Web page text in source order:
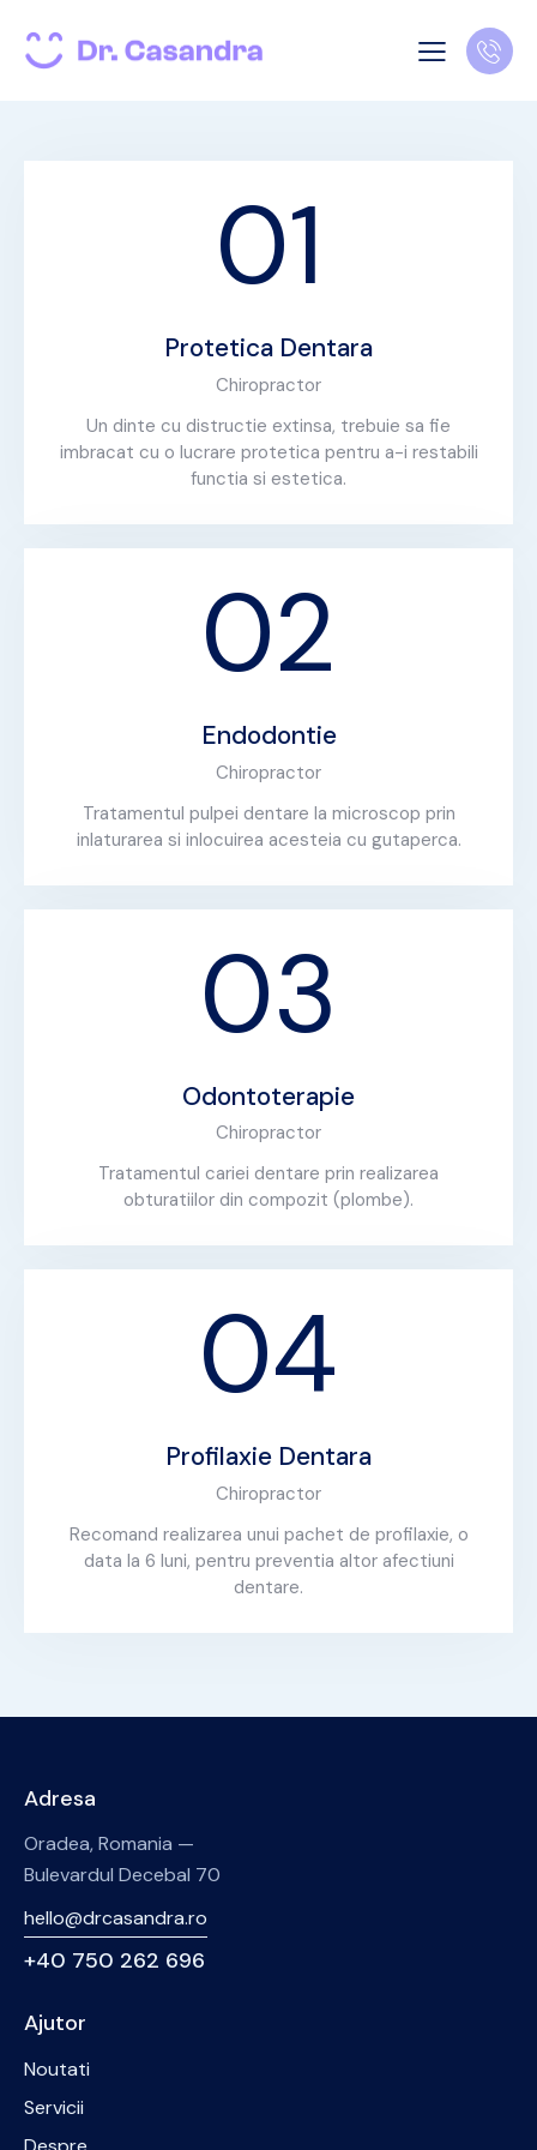
01
Protetica Dentara
Chiropractor
Un dinte cu distructie extinsa, trebuie sa fie
imbracat cu o lucrare protetica pentru a-i restabili
functia si estetica.
02
Endodontie
Chiropractor
Tratamentul pulpei dentare la microscop prin
inlaturarea si inlocuirea acesteia cu gutaperca.
03
Odontoterapie
Chiropractor
Tratamentul cariei dentare prin realizarea
obturatiilor din compozit (plombe).
04
Profilaxie Dentara
Chiropractor
Recomand realizarea unui pachet de profilaxie, o
data la 6 luni, pentru preventia altor afectiuni
dentare.
Adresa
Oradea, Romania —
Bulevardul Decebal 70
hello@drcasandra.ro
+40 750 262 696
Ajutor
Noutati
Servicii